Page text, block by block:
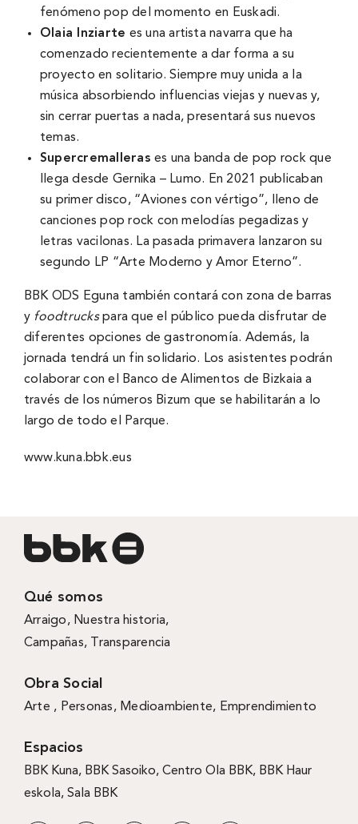
fenómeno pop del momento en Euskadi.
Olaia Inziarte es una artista navarra que ha
comenzado recientemente a dar forma a su
proyecto en solitario. Siempre muy unida a la
música absorbiendo influencias viejas y nuevas y,
sin cerrar puertas a nada, presentará sus nuevos
temas.
Supercremalleras es una banda de pop rock que
llega desde Gernika – Lumo. En 2021 publicaban
su primer disco, “Aviones con vértigo”, lleno de
canciones pop rock con melodías pegadizas y
letras vacilonas. La pasada primavera lanzaron su
segundo LP “Arte Moderno y Amor Eterno”.
BBK ODS Eguna también contará con zona de barras
y foodtruckspara que el público pueda disfrutar de
diferentes opciones de gastronomía. Además, la
jornada tendrá un fin solidario. Los asistentes podrán
colaborar con el Banco de Alimentos de Bizkaia a
través de los números Bizum que se habilitarán a lo
largo de todo el Parque.
www.kuna.bbk.eus
Qué somos
Arraigo, Nuestra historia,
Campañas, Transparencia
Obra Social
Arte , Personas, Medioambiente, Emprendimiento
Espacios
BBK Kuna, BBK Sasoiko, Centro Ola BBK, BBK Haur
eskola, Sala BBK